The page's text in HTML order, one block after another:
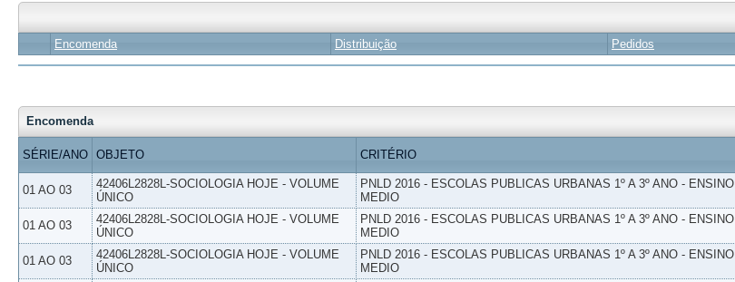
Encomenda Distribuição Pedidos
Encomenda
SÉRIE/ANO OBJETO CRITÉRIO
01 AO 03
42406L2828L-SOCIOLOGIA HOJE - VOLUME
ÚNICO
PNLD 2016 - ESCOLAS PUBLICAS URBANAS 1º A 3º ANO - ENSINO
MEDIO
01 AO 03
42406L2828L-SOCIOLOGIA HOJE - VOLUME
ÚNICO
PNLD 2016 - ESCOLAS PUBLICAS URBANAS 1º A 3º ANO - ENSINO
MEDIO
01 AO 03
42406L2828L-SOCIOLOGIA HOJE - VOLUME
ÚNICO
PNLD 2016 - ESCOLAS PUBLICAS URBANAS 1º A 3º ANO - ENSINO
MEDIO